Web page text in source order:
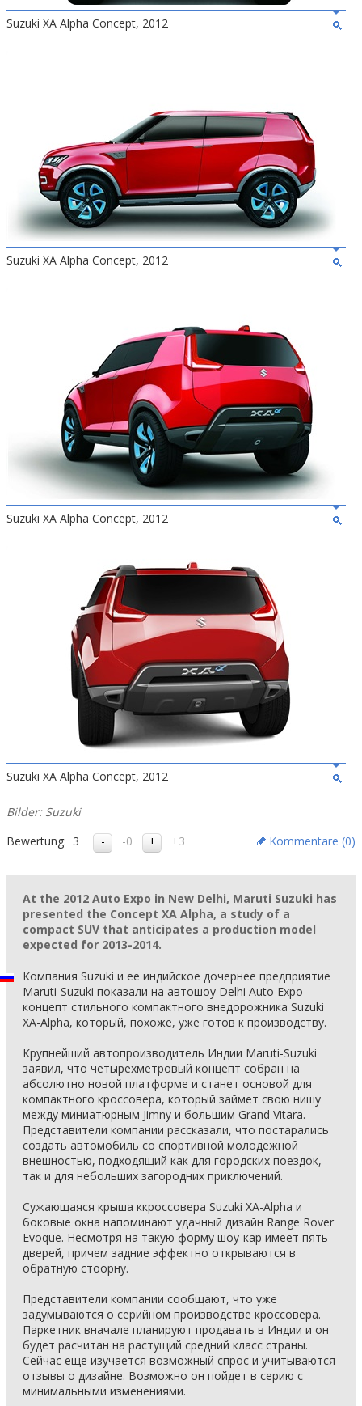
Suzuki XA Alpha Concept, 2012
Suzuki XA Alpha Concept, 2012
Suzuki XA Alpha Concept, 2012
Suzuki XA Alpha Concept, 2012
Bilder: Suzuki
Bewertung: 3 -0 +3 Kommentare (0)
At the 2012 Auto Expo in New Delhi, Maruti Suzuki has
presented the Concept XA Alpha, a study of a
compact SUV that anticipates a production model
expected for 2013-2014.
Компания Suzuki и ее индийское дочернее предприятие
Maruti-Suzuki показали на автошоу Delhi Auto Expo
концепт стильного компактного внедорожника Suzuki
XA-Alpha, который, похоже, уже готов к производству.
Крупнейший автопроизводитель Индии Maruti-Suzuki
заявил, что четырехметровый концепт собран на
абсолютно новой платформе и станет основой для
компактного кроссовера, который займет свою нишу
между миниатюрным Jimny и большим Grand Vitara.
Представители компании рассказали, что постарались
создать автомобиль со спортивной молодежной
внешностью, подходящий как для городских поездок,
так и для небольших загородних приключений.
Сужающаяся крыша ккроссовера Suzuki XA-Alpha и
боковые окна напоминают удачный дизайн Range Rover
Evoque. Несмотря на такую форму шоу-кар имеет пять
дверей, причем задние эффектно открываются в
обратную стоорну.
Представители компании сообщают, что уже
задумываются о серийном производстве кроссовера.
Паркетник вначале планируют продавать в Индии и он
будет расчитан на растущий средний класс страны.
Сейчас еще изучается возможный спрос и учитываются
отзывы о дизайне. Возможно он пойдет в серию с
минимальными изменениями.